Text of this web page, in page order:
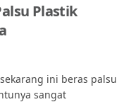
Plastik
ini beras palsu
sangat